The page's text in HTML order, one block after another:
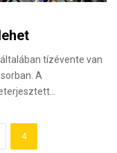
tízévente van
A
4